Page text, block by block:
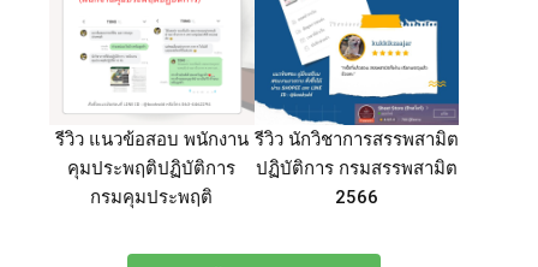
รีวิว แนวข้อสอบ พนักงาน
คุมประพฤติปฏิบัติการ
กรมคุมประพฤติ
รีวิว นักวิชาการสรรพสามิต
ปฏิบัติการ กรมสรรพสามิต
2566